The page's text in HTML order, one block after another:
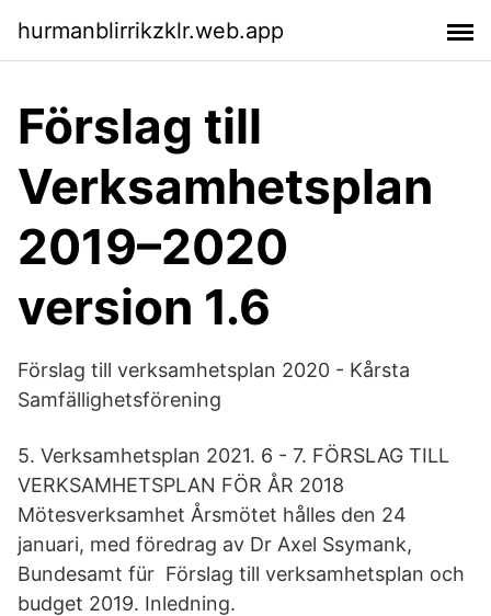
hurmanblirrikzklr.web.app
Förslag till
Verksamhetsplan
2019–2020
version 1.6
Förslag till verksamhetsplan 2020 - Kårsta
Samfällighetsförening
5. Verksamhetsplan 2021. 6 - 7. FÖRSLAG TILL
VERKSAMHETSPLAN FÖR ÅR 2018
Mötesverksamhet Årsmötet hålles den 24
januari, med föredrag av Dr Axel Ssymank,
Bundesamt für Förslag till verksamhetsplan och
budget 2019. Inledning.